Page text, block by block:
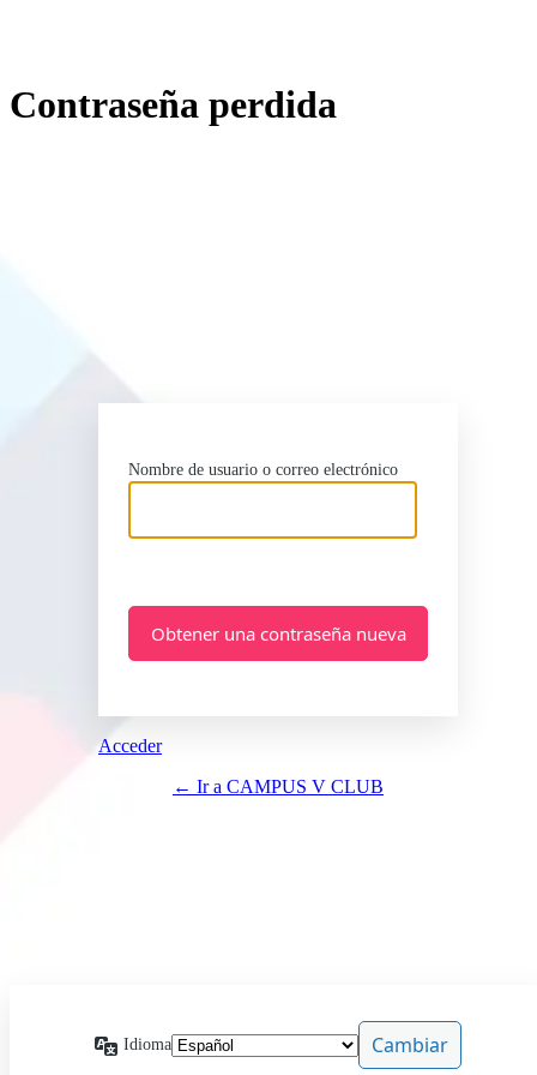
Contraseña perdida
Nombre de usuario o correo electrónico
Acceder
← Ir a CAMPUS V CLUB
Idioma